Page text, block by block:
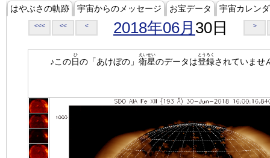
はやぶさの軌跡 宇宙からのメッセージ お宝データ 宇宙カレン
<<< << < 2018年06月 30日 >
♪この日
ひ
の「あけぼの」 衛星
えいせい
のデータは登録
とうろく
されていませ